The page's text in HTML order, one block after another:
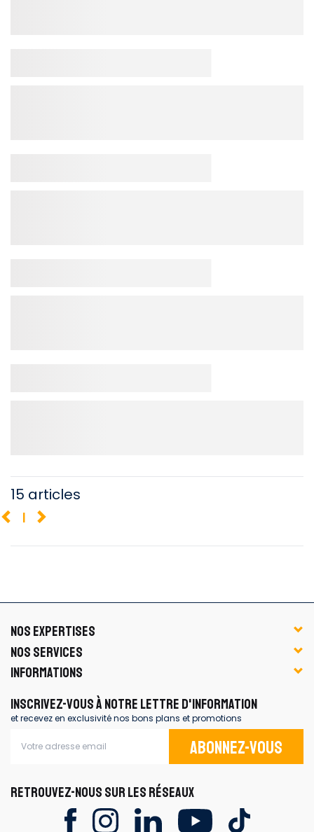
15 articles
1
NOS EXPERTISES
NOS SERVICES
INFORMATIONS
INSCRIVEZ-VOUS À NOTRE LETTRE D'INFORMATION
et recevez en exclusivité nos bons plans et promotions
Abonnez-vous
RETROUVEZ-NOUS SUR LES RÉSEAUX